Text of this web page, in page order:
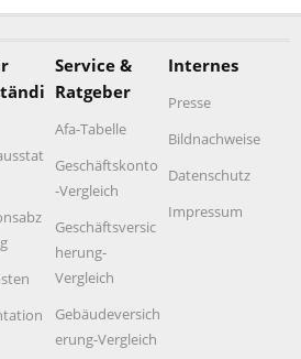
Service &
Ratgeber
Afa-Tabelle
Geschäftskonto
-Vergleich
Geschäftsversic
herung-
Vergleich
Gebäudeversich
erung-Vergleich
Internes
Presse
Bildnachweise
Datenschutz
Impressum